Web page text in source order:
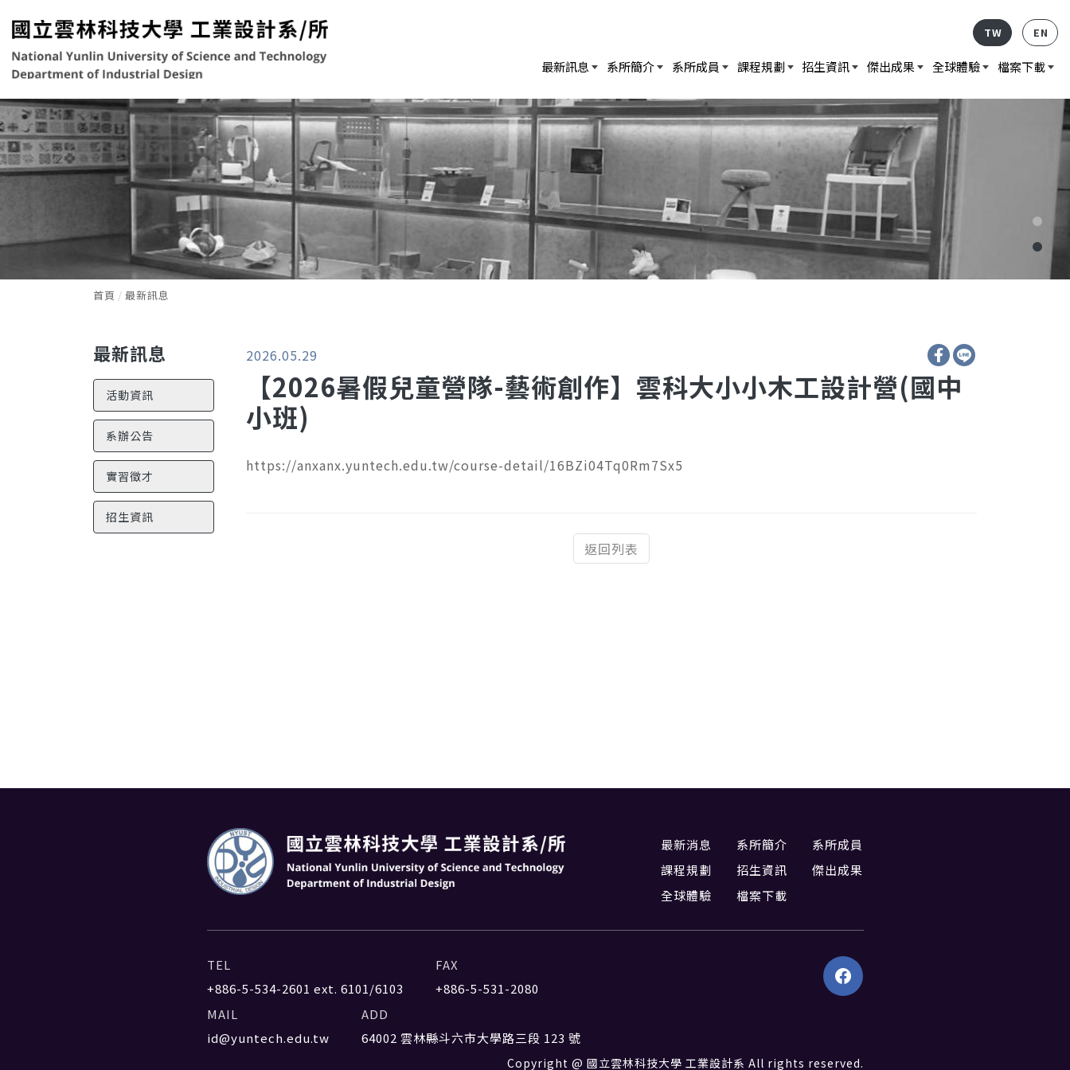
最新訊息 系所簡介 系所成員 課程規劃 招生資訊 傑出成果 全球體驗 檔案下載
TW EN
首頁 最新訊息
最新訊息
活動資訊
系辦公告
實習徵才
招生資訊
2026.05.29
【2026暑假兒童營隊-藝術創作】雲科大小小木工設計營(國中
小班)
https://anxanx.yuntech.edu.tw/course-detail/16BZi04Tq0Rm7Sx5
返回列表
最新消息 系所簡介
系所成員
課程規劃
招生資訊
傑出成果
全球體驗
檔案下載
TEL
+886-5-534-2601 ext. 6101/6103
FAX
+886-5-531-2080
MAIL
id@yuntech.edu.tw
ADD
64002 雲林縣斗六市大學路三段 123 號
Copyright @ 國立雲林科技大學 工業設計系 All rights reserved.